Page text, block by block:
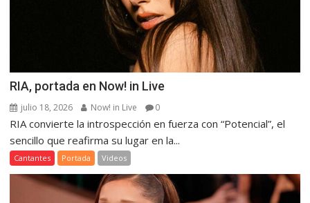
RIA, portada en Now! in Live
julio 18, 2026 Now! in Live 0
RIA convierte la introspección en fuerza con “Potencial”, el
sencillo que reafirma su lugar en la...
Cantantes Portada Videos